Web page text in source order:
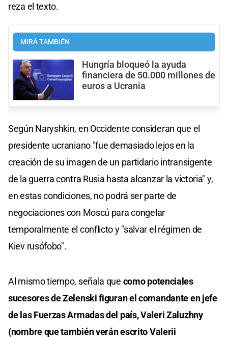
reza el texto.
MIRÁ TAMBIÉN
Hungría bloqueó la ayuda
financiera de 50.000 millones de
euros a Ucrania
Según Naryshkin, en Occidente consideran que el
presidente ucraniano "fue demasiado lejos en la
creación de su imagen de un partidario intransigente
de la guerra contra Rusia hasta alcanzar la victoria" y,
en estas condiciones, no podrá ser parte de
negociaciones con Moscú para congelar
temporalmente el conflicto y "salvar el régimen de
Kiev rusófobo".
Al mismo tiempo, señala que como potenciales
sucesores de Zelenski figuran el comandante en jefe
de las Fuerzas Armadas del país, Valeri Zaluzhny
(nombre que también verán escrito Valerii